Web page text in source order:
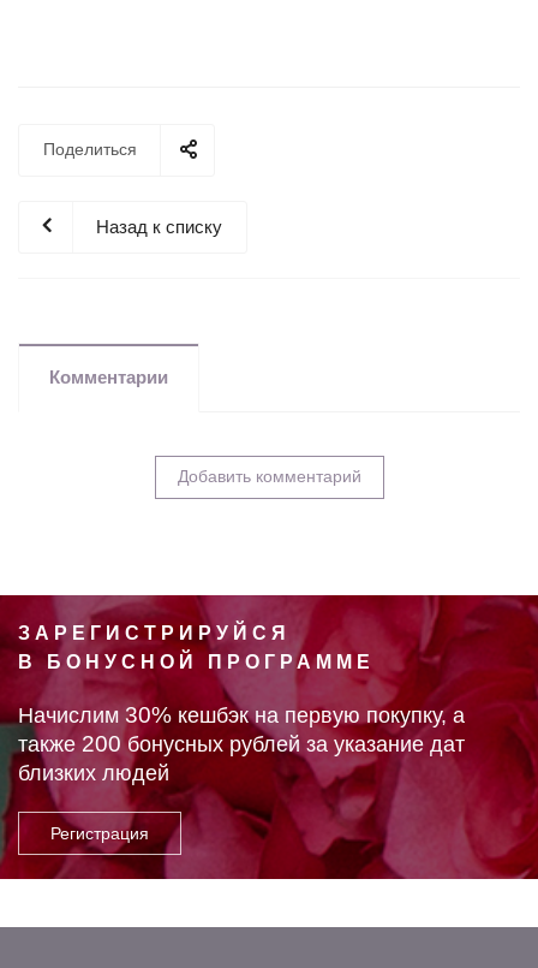
Поделиться
Назад к списку
Комментарии
Добавить комментарий
ЗАРЕГИСТРИРУЙСЯ
В БОНУСНОЙ ПРОГРАММЕ
Начислим 30% кешбэк на первую покупку, а
также 200 бонусных рублей за указание дат
близких людей